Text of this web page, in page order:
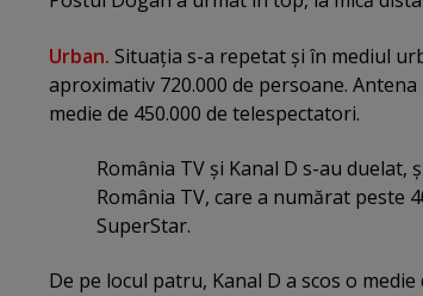
Urban. Situaţia s-a repetat şi în mediul
aproximativ 720.000 de persoane.
medie de 450.000 de telespectatori.
România TV şi Kanal D s-au
România TV, care a numărat peste
SuperStar.
De pe locul patru, Kanal D a scos o